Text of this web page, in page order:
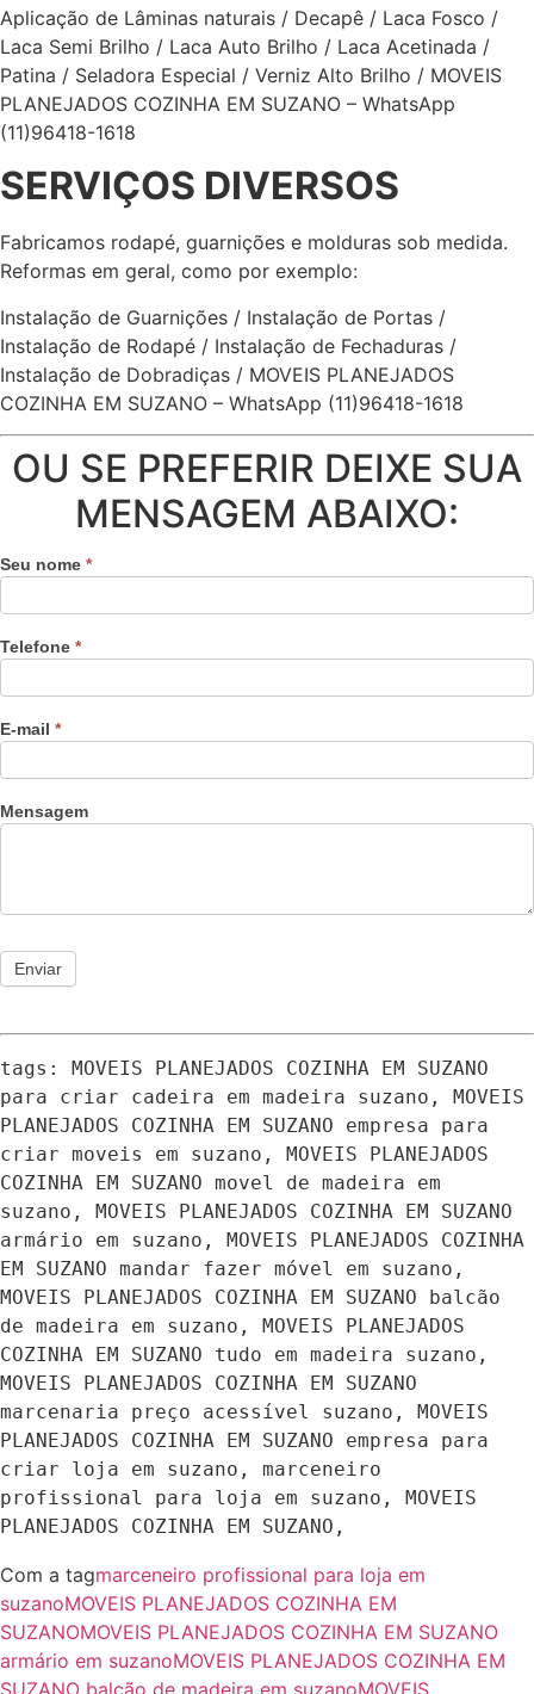
Aplicação de Lâminas naturais / Decapê / Laca Fosco /
Laca Semi Brilho / Laca Auto Brilho / Laca Acetinada /
Patina / Seladora Especial / Verniz Alto Brilho / MOVEIS
PLANEJADOS COZINHA EM SUZANO – WhatsApp
(11)96418-1618
SERVIÇOS DIVERSOS
Fabricamos rodapé, guarnições e molduras sob medida.
Reformas em geral, como por exemplo:
Instalação de Guarnições / Instalação de Portas /
Instalação de Rodapé / Instalação de Fechaduras /
Instalação de Dobradiças / MOVEIS PLANEJADOS
COZINHA EM SUZANO – WhatsApp (11)96418-1618
OU SE PREFERIR DEIXE SUA
MENSAGEM ABAIXO:
Seu nome *
Telefone *
E-mail *
Mensagem
Enviar
tags: MOVEIS PLANEJADOS COZINHA EM SUZANO
para criar cadeira em madeira suzano, MOVEIS
PLANEJADOS COZINHA EM SUZANO empresa para
criar moveis em suzano, MOVEIS PLANEJADOS
COZINHA EM SUZANO movel de madeira em
suzano, MOVEIS PLANEJADOS COZINHA EM SUZANO
armário em suzano, MOVEIS PLANEJADOS COZINHA
EM SUZANO mandar fazer móvel em suzano,
MOVEIS PLANEJADOS COZINHA EM SUZANO balcão
de madeira em suzano, MOVEIS PLANEJADOS
COZINHA EM SUZANO tudo em madeira suzano,
MOVEIS PLANEJADOS COZINHA EM SUZANO
marcenaria preço acessível suzano, MOVEIS
PLANEJADOS COZINHA EM SUZANO empresa para
criar loja em suzano, marceneiro
profissional para loja em suzano, MOVEIS
PLANEJADOS COZINHA EM SUZANO,
Com a tagmarceneiro profissional para loja em
suzanoMOVEIS PLANEJADOS COZINHA EM
SUZANOMOVEIS PLANEJADOS COZINHA EM SUZANO
armário em suzanoMOVEIS PLANEJADOS COZINHA EM